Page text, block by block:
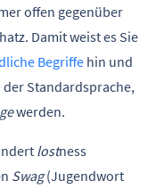
offen gegenüber
Damit weist es Sie
Begriffe hin und
Standardsprache,
werden.
lostness
Swag(Jugendwort